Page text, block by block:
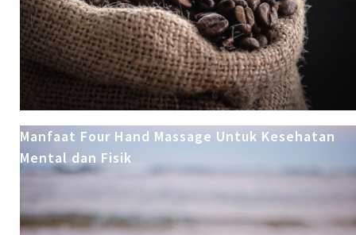
Manfaat Four Hand Massage Untuk Kesehatan
Mental dan Fisik